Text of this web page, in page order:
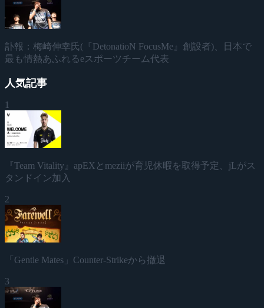
訃報：梅崎伸幸氏(『DetonatioN FocusMe』創設者)、日本で
最も情熱あふれるeスポーツチーム代表
人気記事
1
『Team Vitality』apEXとmeziiが育児休暇を取得予定、jLがス
タンドイン加入
2
「Gentle Mates」Counter-Strikeから撤退
3